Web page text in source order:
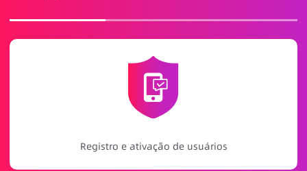
Promoção de jogos e notificações de eventos